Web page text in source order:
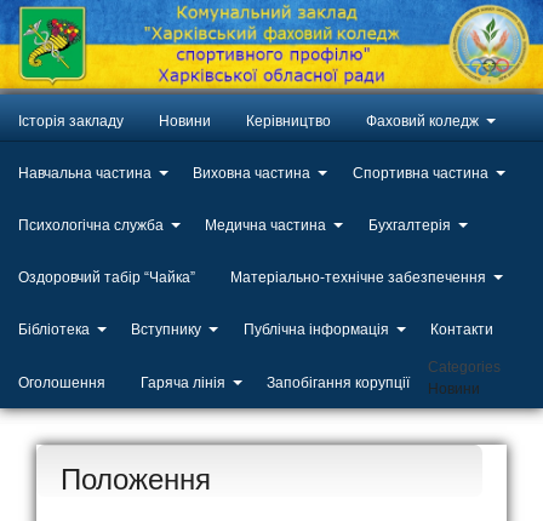
Історія закладу Новини Керівництво Фаховий коледж
Навчальна частина Виховна частина Спортивна частина
Психологічна служба Медична частина Бухгалтерія
Оздоровчий табір “Чайка” Матеріально-технічне забезпечення
Бібліотека Вступнику Публічна інформація Контакти
Оголошення Гаряча лінія Запобігання корупції
Categories
Новини
Положення